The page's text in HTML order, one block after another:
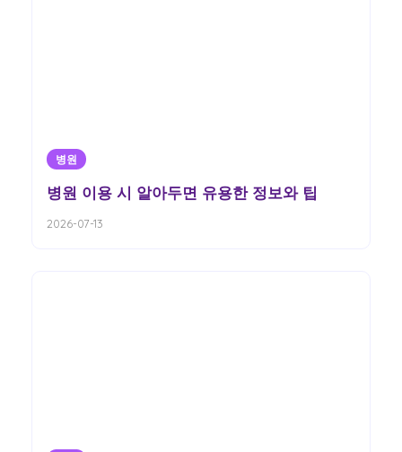
병원
병원 이용 시 알아두면 유용한 정보와 팁
2026-07-13